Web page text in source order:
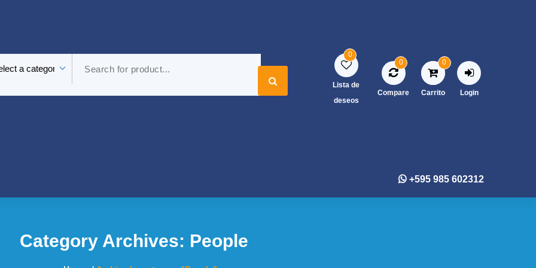
0
Lista de
deseos
0
Compare
0
Carrito Login
+595 985 602312
Category Archives: People